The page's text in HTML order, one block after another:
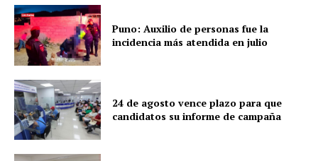
Puno: Auxilio de personas fue la
incidencia más atendida en julio
24 de agosto vence plazo para que
candidatos su informe de campaña